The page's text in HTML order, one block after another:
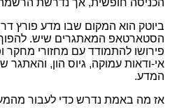
ביוטק הוא המקום שבו מדע פורץ
הסטארטאפ המאתגרים שיש. להפוך
פירושו להתמודד עם מחזורי מחקר
אי-ודאות עמוקה, גיוס הון, והאתגר
המדע.
אז מה באמת נדרש כדי לעבור